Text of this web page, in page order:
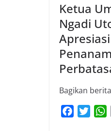
Ketua
Ngadi
Bagikan